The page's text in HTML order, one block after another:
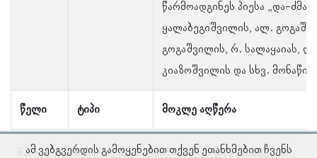
წელი ტიპი მოკლე აღწერა
წარმოადგინეს პიესა „და-
ყალაბეგიშვილის, ალ.
გოგაშვილის, რ. სალაყაიას,
კიაზოშვილის და სხვ.
ნაჩვენებია ჩანაწერები 1–დან 5–მდე, სულ 29 ჩანაწერი
ამ ვებგვერდის გამოყენებით თქვენ ეთანხმებით ჩვენს